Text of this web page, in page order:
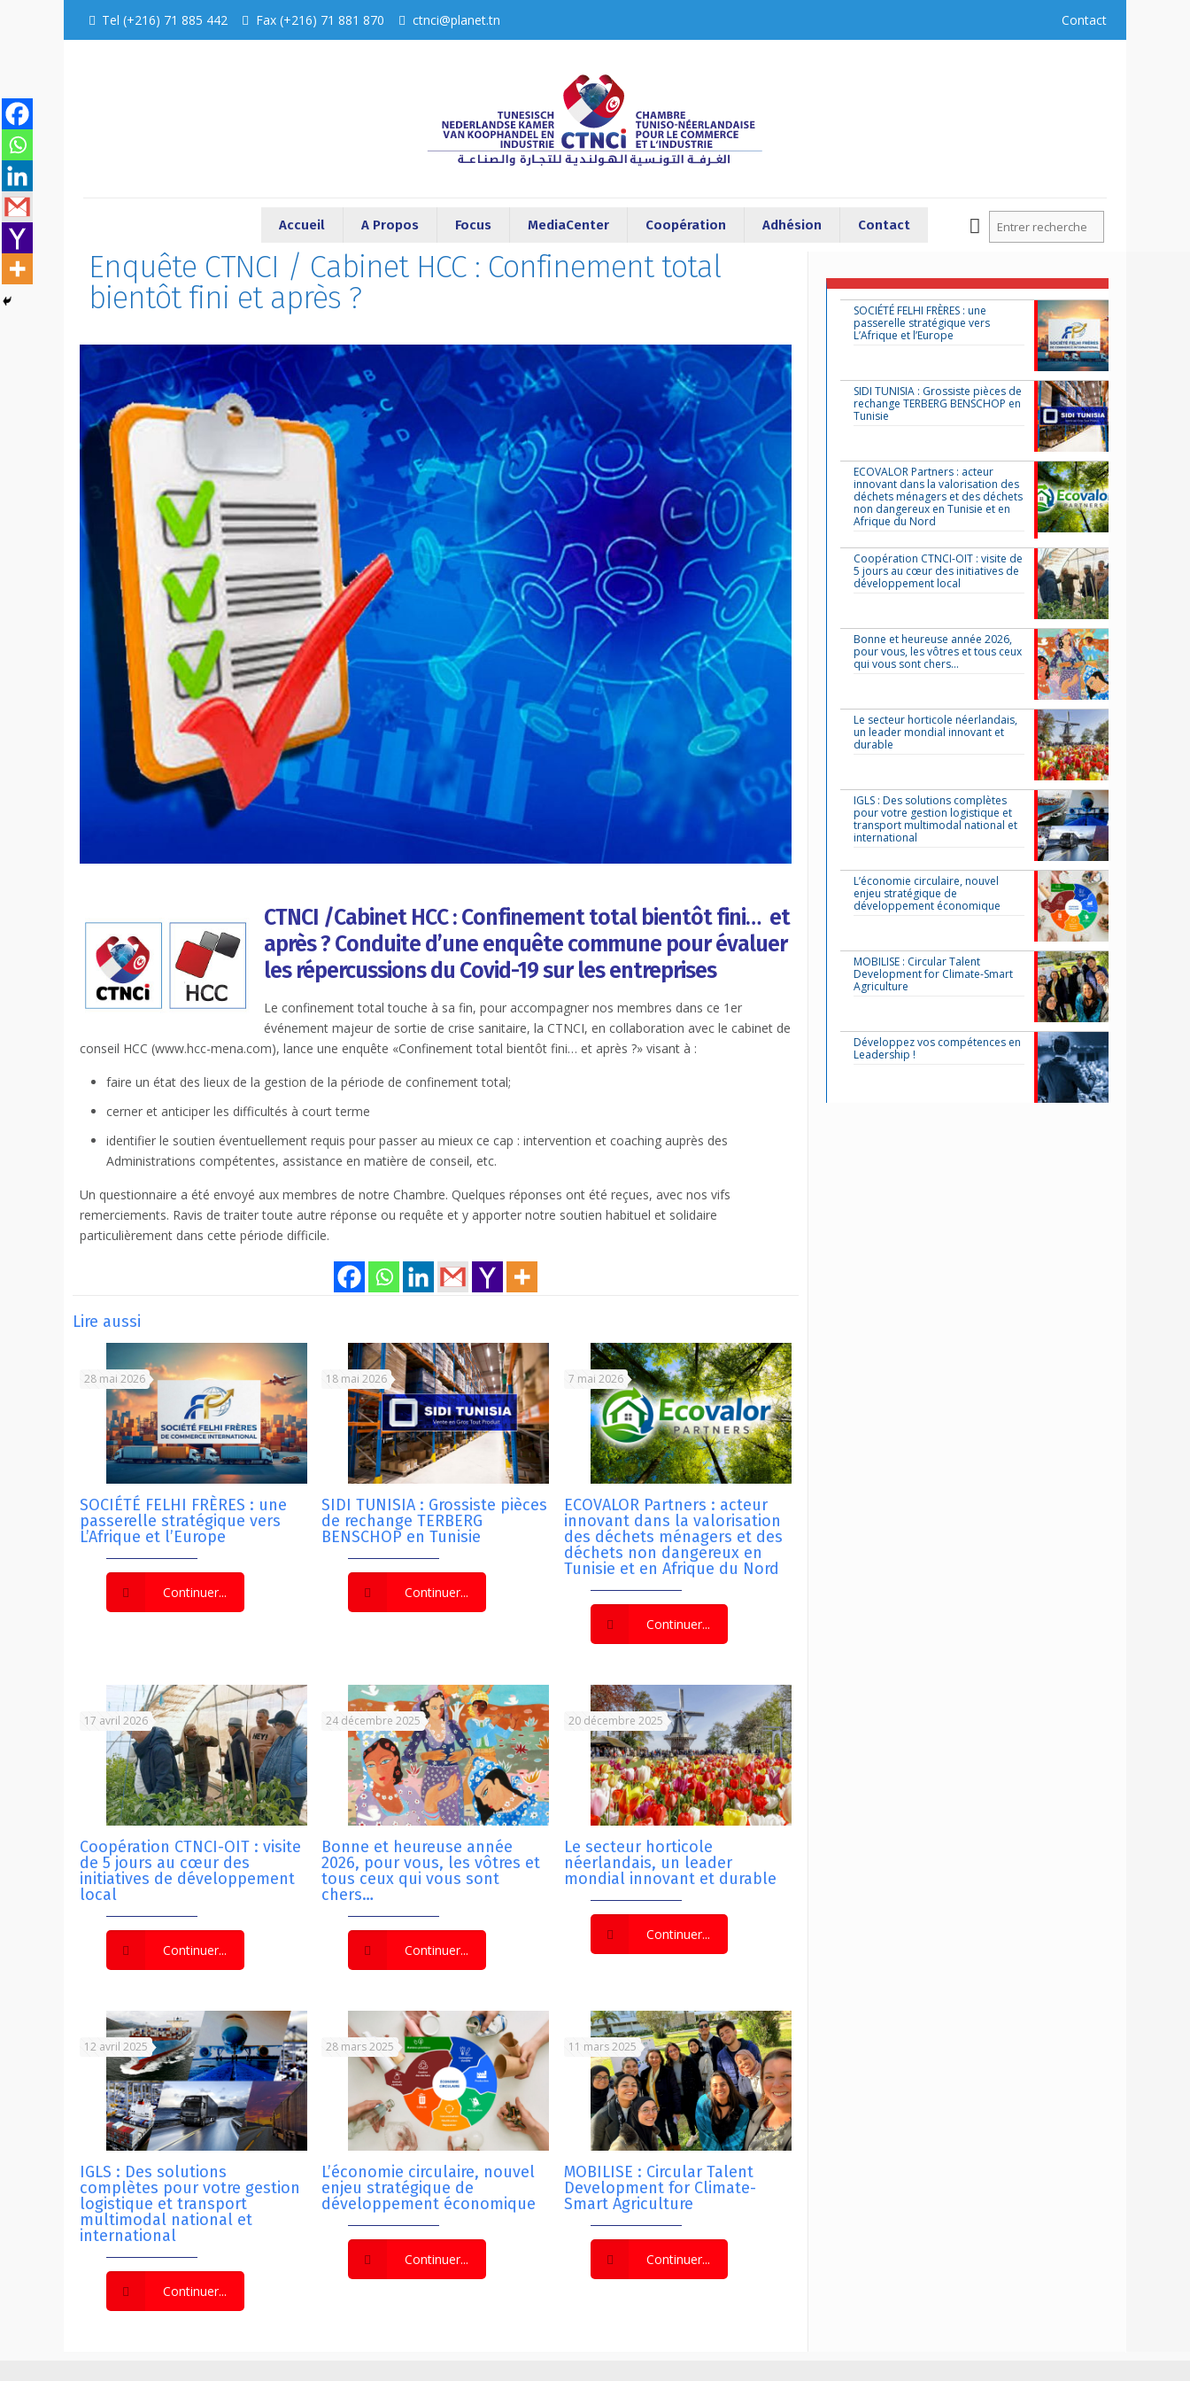
Tel (+216) 71 885 442 Fax (+216) 71 881 870 ctnci@planet.tn Contact
Accueil A Propos Focus MediaCenter Coopération Adhésion Contact
Enquête CTNCI / Cabinet HCC : Confinement total
bientôt fini et après ?
CTNCI /Cabinet HCC : Confinement total bientôt fini… et
après ? Conduite d’une enquête commune pour évaluer
les répercussions du Covid-19 sur les entreprises
Le confinement total touche à sa fin, pour accompagner nos membres dans ce 1er
événement majeur de sortie de crise sanitaire, la CTNCI, en collaboration avec le cabinet de
conseil HCC (www.hcc-mena.com), lance une enquête «Confinement total bientôt fini… et après ?» visant à :
faire un état des lieux de la gestion de la période de confinement total;
cerner et anticiper les difficultés à court terme
identifier le soutien éventuellement requis pour passer au mieux ce cap : intervention et coaching auprès des
Administrations compétentes, assistance en matière de conseil, etc.
Un questionnaire a été envoyé aux membres de notre Chambre. Quelques réponses ont été reçues, avec nos vifs
remerciements. Ravis de traiter toute autre réponse ou requête et y apporter notre soutien habituel et solidaire
particulièrement dans cette période difficile.
Lire aussi
28 mai 2026
SOCIÉTÉ FELHI FRÈRES : une
passerelle stratégique vers
L’Afrique et l’Europe
Continuer...
18 mai 2026
SIDI TUNISIA : Grossiste pièces
de rechange TERBERG
BENSCHOP en Tunisie
Continuer...
7 mai 2026
ECOVALOR Partners : acteur
innovant dans la valorisation
des déchets ménagers et des
déchets non dangereux en
Tunisie et en Afrique du Nord
Continuer...
17 avril 2026
Coopération CTNCI-OIT : visite
de 5 jours au cœur des
initiatives de développement
local
Continuer...
24 décembre 2025
Bonne et heureuse année
2026, pour vous, les vôtres et
tous ceux qui vous sont
chers…
Continuer...
20 décembre 2025
Le secteur horticole
néerlandais, un leader
mondial innovant et durable
Continuer...
12 avril 2025
IGLS : Des solutions
complètes pour votre gestion
logistique et transport
multimodal national et
international
Continuer...
28 mars 2025
L’économie circulaire, nouvel
enjeu stratégique de
développement économique
Continuer...
11 mars 2025
MOBILISE : Circular Talent
Development for Climate-
Smart Agriculture
Continuer...
SOCIÉTÉ FELHI FRÈRES : une
passerelle stratégique vers
L’Afrique et l’Europe
SIDI TUNISIA : Grossiste pièces de
rechange TERBERG BENSCHOP en
Tunisie
ECOVALOR Partners : acteur
innovant dans la valorisation des
déchets ménagers et des déchets
non dangereux en Tunisie et en
Afrique du Nord
Coopération CTNCI-OIT : visite de
5 jours au cœur des initiatives de
développement local
Bonne et heureuse année 2026,
pour vous, les vôtres et tous ceux
qui vous sont chers…
Le secteur horticole néerlandais,
un leader mondial innovant et
durable
IGLS : Des solutions complètes
pour votre gestion logistique et
transport multimodal national et
international
L’économie circulaire, nouvel
enjeu stratégique de
développement économique
MOBILISE : Circular Talent
Development for Climate-Smart
Agriculture
Développez vos compétences en
Leadership !